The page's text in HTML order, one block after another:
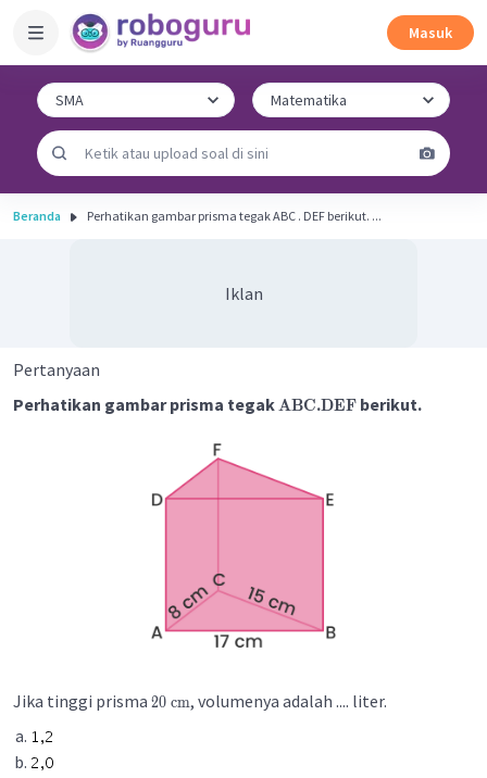
Masuk
Beranda Perhatikan gambar prisma tegak ABC . DEF berikut. ...
Iklan
Pertanyaan
Perhatikan gambar prisma tegakABC.DEF berikut.
Jika tinggi prisma 20 cm, volumenya adalah .... liter.